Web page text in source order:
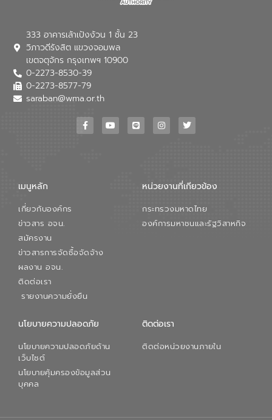
Reuse) และพัฒนารูปแบบการดำเนินงาน
ใช้น้ำที่พุ่งสูงขึ้นจากการขยายตัวของ
การองค์การจัดการน้ำเสีย กล่าวถึงภารกิจ
เพื่อสนับสนุนการพัฒนาเมืองอย่างยั่งยืน
ขณะที่ นายบดินทร์ อุดล กรรมการผู้อำนวย
สมดุลทางเศรษฐกิจและสิ่งแวดล้อมได้อย่าง
ภาคเอกชนในครั้งนี้ นับเป็นก้าวสำคัญของ
องค์การจัดการน้ำเสีย (อจน.) ในการร่วมวาง
333 อาคารเล้าเป้งง้วน 1 ชั้น 23
วิภาวดีรังสิต แขวงจอมพล
เขตจตุจักร กรุงเทพฯ 10900
0-2273-8530-39
0-2273-8577-79
saraban@wma.or.th
เมนูหลัก
เกี่ยวกับองค์กร
ข่าวสาร อจน.
สมัครงาน
ข่าวสารการจัดซื้อจัดจ้าง
ผลงาน อจน.
ติดต่อเรา
รายงานความยั่งยืน
หน่วยงานที่เกียวข้อง
กระทรวงมหาดไทย
องค์การมหาชนและรัฐวิสาหกิจ
นโยบายความปลอดภัย
นโยบายความปลอดภัยด้าน
เว็บไซต์
นโยบายคุ้มครองข้อมูลส่วน
บุคคล
ติดต่อเรา
ติดต่อหน่วยงานภายใน